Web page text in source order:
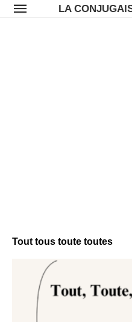
LA
Tout tous toute toutes